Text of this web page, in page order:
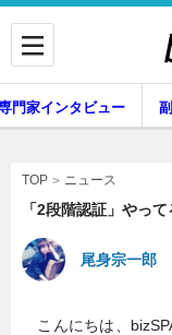
企業インタビュ
門家インタビュー
TOP ニュース
「2段階認証」やっ
尾身宗一郎
こんにちは、